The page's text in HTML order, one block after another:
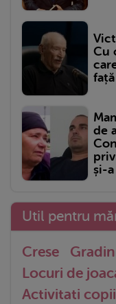
Cu
de
și-
Util pentru
Crese
Locuri de
Activitati copii